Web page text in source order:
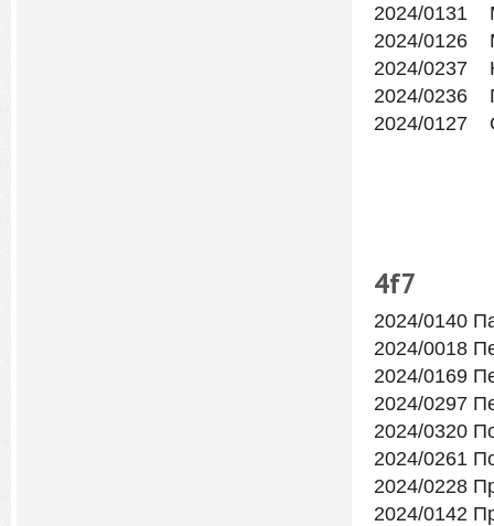
2024/0131
2024/0126
2024/0237
2024/0236
2024/0127
4f7
2024/0140
2024/0018
2024/0169
2024/0297
2024/0320
2024/0261
2024/0228
2024/0142